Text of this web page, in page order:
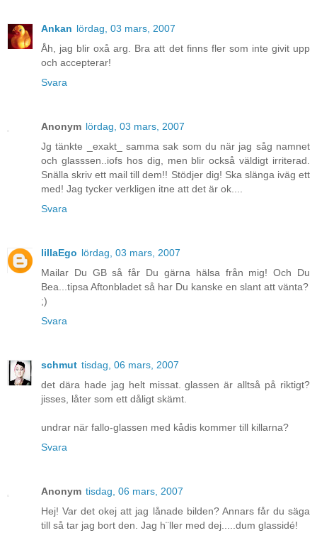
Ankan lördag, 03 mars, 2007
Åh, jag blir oxå arg. Bra att det finns fler som inte givit upp
och accepterar!
Svara
Anonym lördag, 03 mars, 2007
Jg tänkte _exakt_ samma sak som du när jag såg namnet
och glasssen..iofs hos dig, men blir också väldigt irriterad.
Snälla skriv ett mail till dem!! Stödjer dig! Ska slänga iväg ett
med! Jag tycker verkligen itne att det är ok....
Svara
lillaEgo lördag, 03 mars, 2007
Mailar Du GB så får Du gärna hälsa från mig! Och Du
Bea...tipsa Aftonbladet så har Du kanske en slant att vänta?
;)
Svara
schmut tisdag, 06 mars, 2007
det dära hade jag helt missat. glassen är alltså på riktigt?
jisses, låter som ett dåligt skämt.
undrar när fallo-glassen med kådis kommer till killarna?
Svara
Anonym tisdag, 06 mars, 2007
Hej! Var det okej att jag lånade bilden? Annars får du säga
till så tar jag bort den. Jag h¨ller med dej.....dum glassidé!